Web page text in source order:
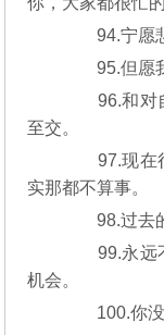
94.宁愿悲
95.但愿我
96.和对自
至交。
97.现在很
实那都不算事。
98.过去的
99.永远不
机会。
100.你没